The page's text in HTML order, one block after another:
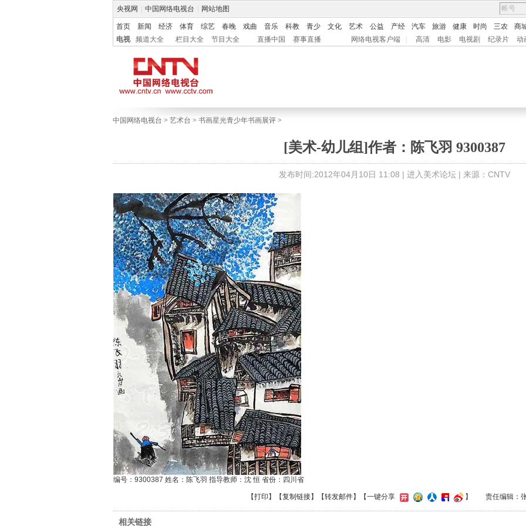
央视网 中国网络电视台 网站地图
首页 新闻 经济 体育 综艺 春晚 戏曲 音乐 科教 青少 文化 艺术 公益 产经 汽车 旅游 健康 时尚 三农 商
电视
频道大全 栏目大全 节目大全 直播中国 赛事直播 网络电视客户端 高清 电影 电视剧 纪录片 动
中国网络电视台 > 艺术台 > 书画星光青少年书画展评 >
[美术-幼儿组]作者：陈飞羽 9300387
发布时间:2012年04月10日 11:08 | 进入美术论坛 | 来源：CNTV
编号：9300387 姓名：陈飞羽 指导教师：沈 恒 省份：四川省
【打印 】【复制链接】【转发邮件】 【一键分享 】 责任编辑：
相关链接